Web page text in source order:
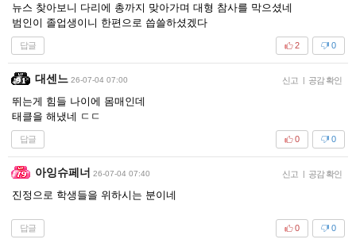
뉴스 찾아보니 다리에 총까지 맞아가며 대형 참사를 막으셨네
범인이 졸업생이니 한편으로 씁쓸하셨겠다
답글 0
2
대센느 26-07-04 07:00 신고 | 공감 확인
뛰는게 힘들 나이에 몸매인데
태클을 해냈네 ㄷㄷ
답글 0
0
아잉슈페너 26-07-04 07:40 신고 | 공감 확인
진정으로 학생들을 위하시는 분이네
답글 0
0